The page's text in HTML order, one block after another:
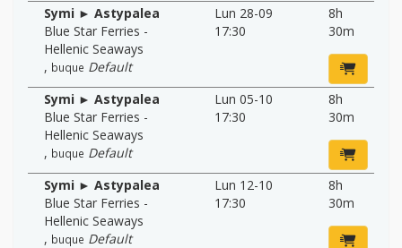
Symi ► Astypalea
Blue Star Ferries -
Hellenic Seaways
, buque Default
Lun 28-09
17:30
8h
30m
Symi ► Astypalea
Blue Star Ferries -
Hellenic Seaways
, buque Default
Lun 05-10
17:30
8h
30m
Symi ► Astypalea
Blue Star Ferries -
Hellenic Seaways
, buque Default
Lun 12-10
17:30
8h
30m